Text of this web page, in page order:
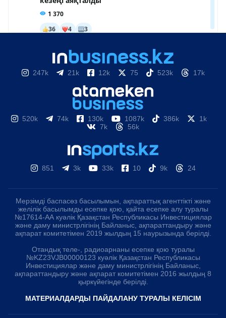
247k 21k 12k 75 523k 17k
520k 74k 130k 1087k 386k
1k
7k
56k
851 3k 33k 10 9k 24
Мерзімді баспасөз басылымын, ақпараттық агенттікті және
желілік басылымды есепке қою, қайта есепке алу туралы
№17614-АА куәлік Қазақстан Республикасы Инвестициялар
және даму министрлігінің Байланыс, ақпараттандыру және
ақпарат комитетімен 2019 жылдың 15 наурызында берілді.
Отандық теле-, радиоарнаны есепке қою туралы
№KZ23VJB00000123 куәлік Қазақстан Республикасы
Инвестициялар және даму министрлігінің Байланыс,
ақпараттандыру және ақпарат комитетімен 2016 жылдың 8
қыркүйегінде берілді.
МАТЕРИАЛДАРДЫ ПАЙДАЛАНУ ТУРАЛЫ КЕЛІСІМ